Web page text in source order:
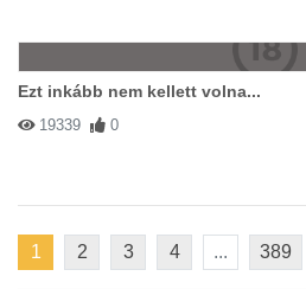
Ezt inkább nem kellett volna...
19339 0
1 2 3 4 ... 389